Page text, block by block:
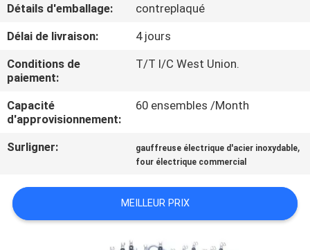
CONTRÔLE
DE
QUALITÉ
CONTACTEZ-
NOUS
NOUVELLES
Détails d'emballage:
contreplaqué
Délai de livraison:
4 jours
Conditions de
paiement:
T/T l/C West Union.
Capacité
d'approvisionnement:
60 ensembles /Month
Surligner: gauffreuse électrique d'acier inoxydable,
four électrique commercial
MEILLEUR PRIX